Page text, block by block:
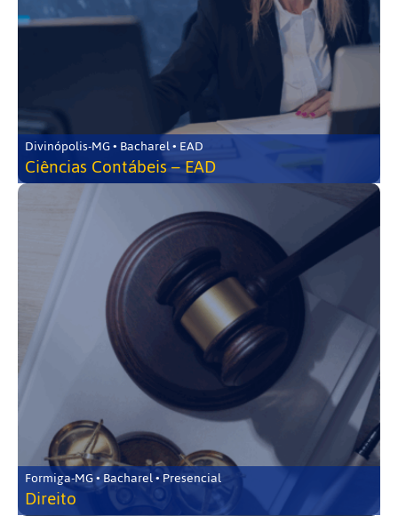
Divinópolis-MG • Bacharel • EAD
Ciências Contábeis – EAD
Formiga-MG • Bacharel • Presencial
Direito